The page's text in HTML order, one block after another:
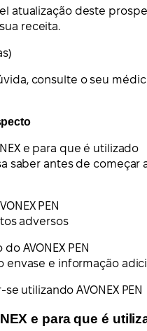
atualização deste
receita.
consulte o seu
e para que é utilizado
saber antes de começar
PEN
adversos
AVONEX PEN
envase e informação
utilizando AVONEX PEN
e para que é